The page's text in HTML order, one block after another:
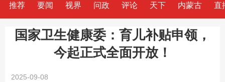
推荐 要闻 视界 问政 评论 天下 内蒙古 直
国家卫生健康委：育儿补贴申领，
今起正式全面开放！
2025-09-08